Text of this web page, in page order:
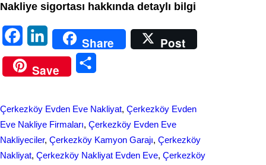
Nakliye sigortası hakkında detaylı bilgi
a
c
o
o
i
n
d
I
Share
Post
Save
r
e
Çerkezköy Evden Eve Nakliyat, Çerkezköy Evden
Eve Nakliye Firmaları, Çerkezköy Evden Eve
Nakliyeciler, Çerkezköy Kamyon Garajı, Çerkezköy
Nakliyat, Çerkezköy Nakliyat Evden Eve, Çerkezköy